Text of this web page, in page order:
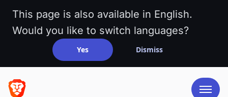
This page is also available in English.
Would you like to switch languages?
Yes Dismiss